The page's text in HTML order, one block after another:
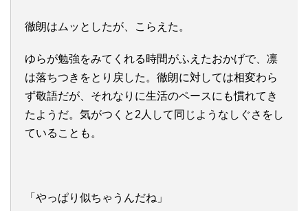
徹朗はムッとしたが、こらえた。
ゆらが勉強をみてくれる時間がふえたおかげで、凛
は落ちつきをとり戻した。徹朗に対しては相変わら
ず敬語だが、それなりに生活のペースにも慣れてき
たようだ。気がつくと2人して同じようなしぐさをし
ていることも。
「やっぱり似ちゃうんだね」